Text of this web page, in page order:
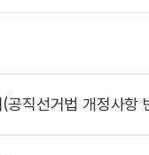
공직선거법 개정사항